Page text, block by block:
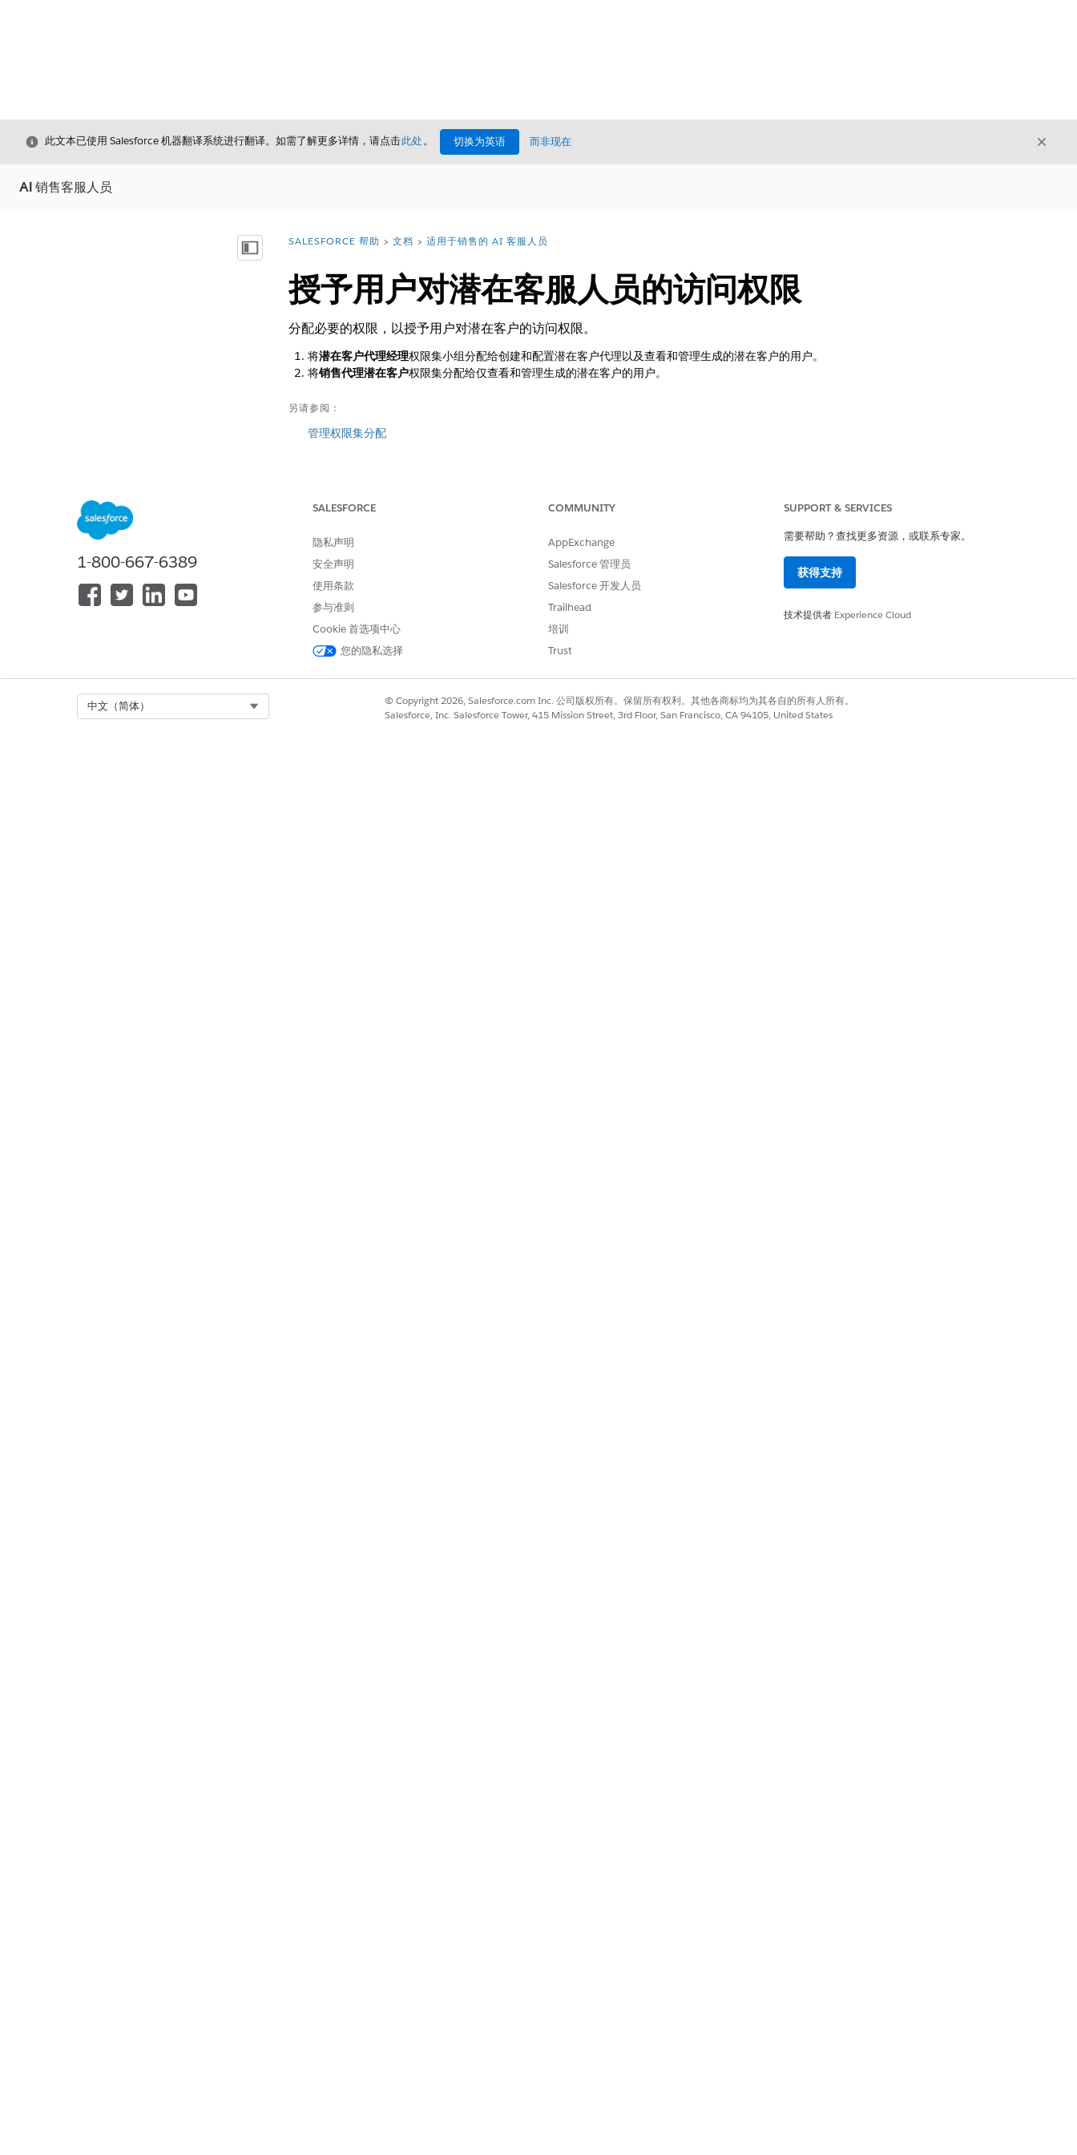
关闭
此文本已使用 Salesforce 机器翻译系统进行翻译。如需了解更多详情，请点击此处。 切换为英语 而非现在 关闭
AI 销售客服人员
显示目录 您在此处：
SALESFORCE 帮助 文档 适用于销售的 AI 客服人员
授予用户对潜在客服人员的访问权限
分配必要的权限，以授予用户对潜在客户的访问权限。
将潜在客户代理经理权限集小组分配给创建和配置潜在客户代理以及查看和管理生成的潜在客户的用户。
将销售代理潜在客户权限集分配给仅查看和管理生成的潜在客户的用户。
另请参阅：
管理权限集分配
否
1-800-667-6389
SALESFORCE
隐私声明
安全声明
使用条款
参与准则
Cookie 首选项中心
您的隐私选择
COMMUNITY
AppExchange
Salesforce 管理员
Salesforce 开发人员
Trailhead
培训
Trust
SUPPORT & SERVICES
需要帮助？查找更多资源，或联系专家。
获得支持
技术提供者 Experience Cloud
中文（简体）
© Copyright 2026, Salesforce.com Inc. 公司版权所有。保留所有权利。其他各商标均为其各自的所有人所有。
Salesforce, Inc. Salesforce Tower, 415 Mission Street, 3rd Floor, San Francisco, CA 94105, United States